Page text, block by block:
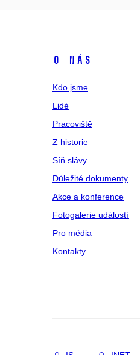
O NÁS
Kdo jsme
Lidé
Pracoviště
Z historie
Síň slávy
Důležité dokumenty
Akce a konference
Fotogalerie událostí
Pro média
Kontakty